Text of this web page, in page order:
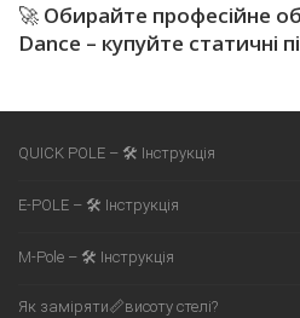
🚀 Обирайте професійне
Dance – купуйте статичні
QUICK POLE – 🛠 Інструкція
E-POLE – 🛠 Інструкція
M-Pole – 🛠 Інструкція
Як заміряти📏висоту стелі?